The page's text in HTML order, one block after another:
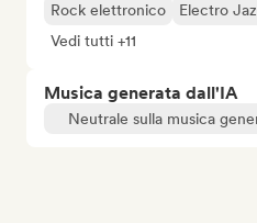
Rock elettronico
Electro
Vedi tutti +11
Musica generata dall'IA
Neutrale sulla musica